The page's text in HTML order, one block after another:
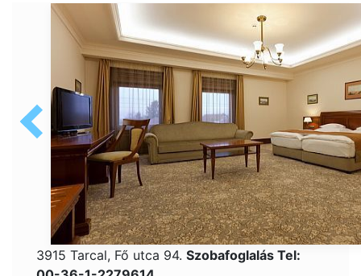
3915 Tarcal, Fő utca 94. Szobafoglalás Tel: